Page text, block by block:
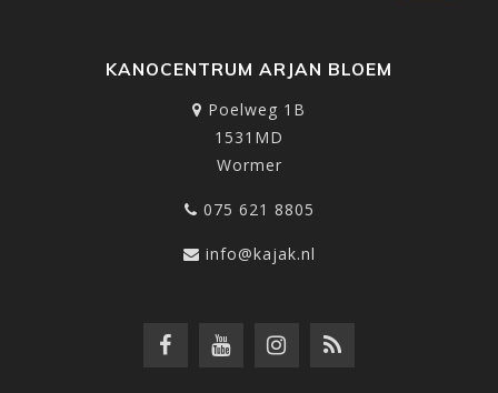
KANOCENTRUM ARJAN BLOEM
Poelweg 1B
1531MD
Wormer
075 621 8805
info@kajak.nl